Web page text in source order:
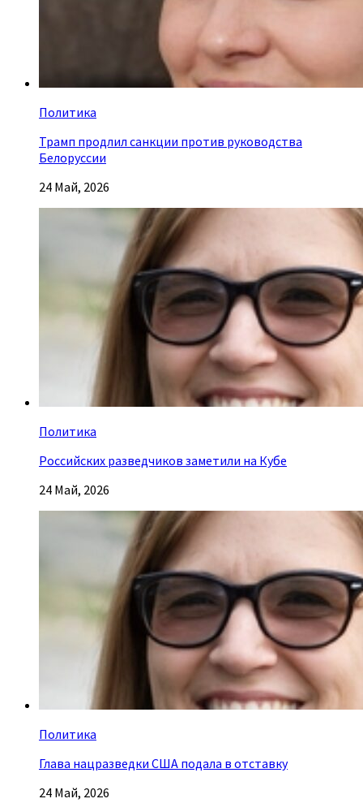
Политика
Трамп продлил санкции против руководства
Белоруссии
24 Май, 2026
Политика
Российских разведчиков заметили на Кубе
24 Май, 2026
Политика
Глава нацразведки США подала в отставку
24 Май, 2026